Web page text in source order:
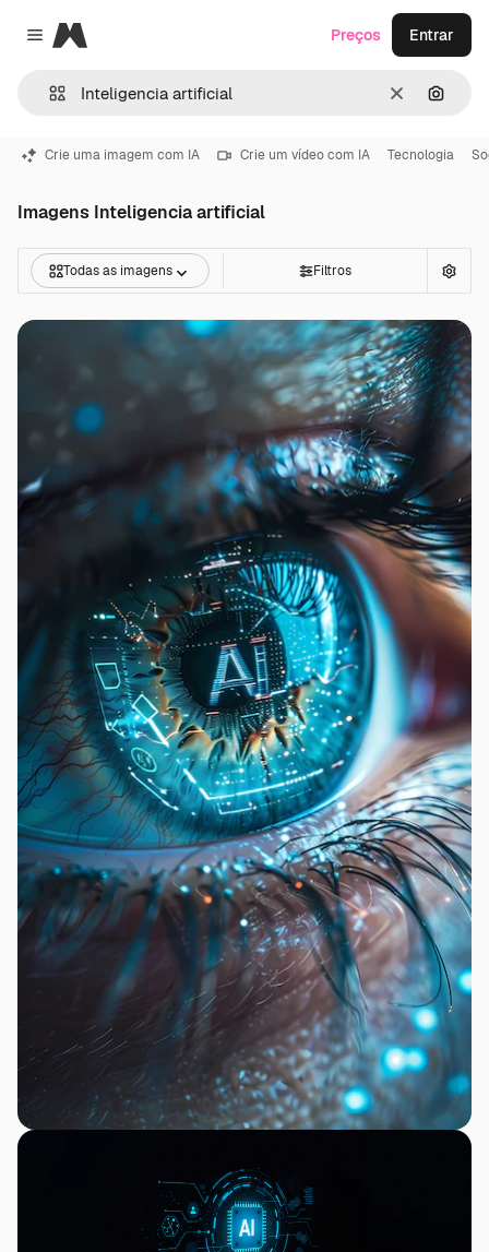
Close menu
Magnific
Limpar
Preços Entrar
Crie uma imagem com IA Crie um vídeo com IA Tecnologia
Imagens Inteligencia artificial
Todas as imagens Filtros